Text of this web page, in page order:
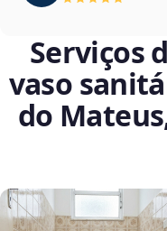
Serviços
vaso
do